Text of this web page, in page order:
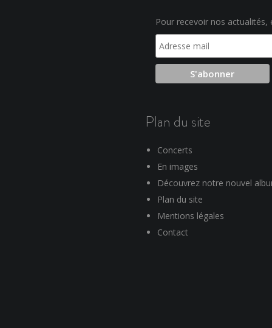
Pour recevoir nos
Plan du site
Concerts
En images
Découvrez notre nouvel
Plan du site
Mentions légales
Contact